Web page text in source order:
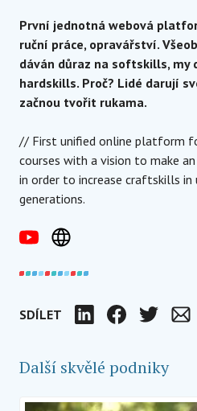
První jednotná webová
ruční práce, opravářství.
dáván důraz na softskills, my
hardskills. Proč? Lidé darují
začnou tvořit rukama.
// First unified online platform
courses with a vision to make
in order to increase craftskills in
generations.
SDÍLET LinkedIn FacebookTwitter
Další skvělé podniky